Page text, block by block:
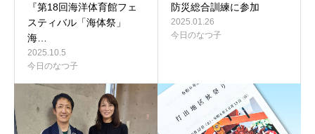
『第18回海洋体育館フェ
スティバル「海体祭」
海…
2025.10.5
今日のなつ子
防災総合訓練に参加
2025.01.26
今日のなつ子